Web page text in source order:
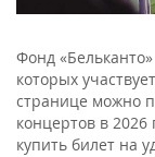
Фонд
которых
странице можно
концертов в
купить билет на